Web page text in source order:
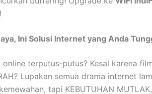
Ini Solusi Internet yang Anda
online terputus-putus? Kesal karena
Lupakan semua drama internet
tapi KEBUTUHAN